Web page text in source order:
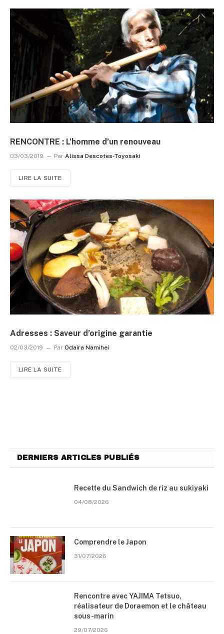
RENCONTRE : L’homme d’un renouveau
03/03/2019 Par Alissa Descotes-Toyosaki
LIRE LA SUITE
Adresses : Saveur d’origine garantie
02/03/2019 Par Odaira Namihei
LIRE LA SUITE
DERNIERS ARTICLES PUBLIÉS
Recette du Sandwich de riz au sukiyaki
04/08/2026
Comprendre le Japon
31/07/2026
Rencontre avec YAJIMA Tetsuo,
réalisateur de Doraemon et le château
sous-marin
29/07/2026